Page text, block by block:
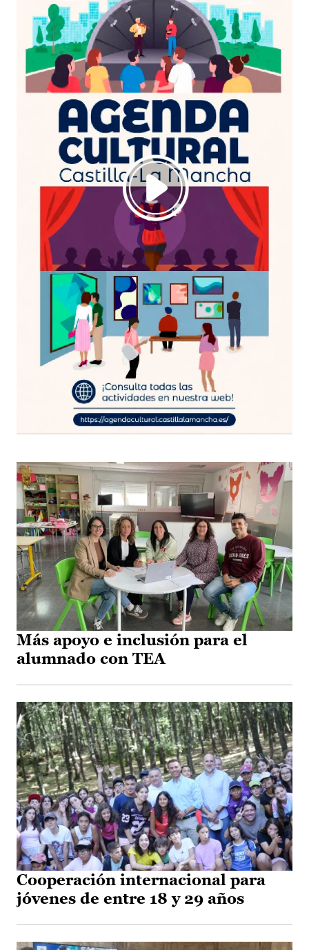
Más apoyo e inclusión para el
alumnado con TEA
Cooperación internacional para
jóvenes de entre 18 y 29 años